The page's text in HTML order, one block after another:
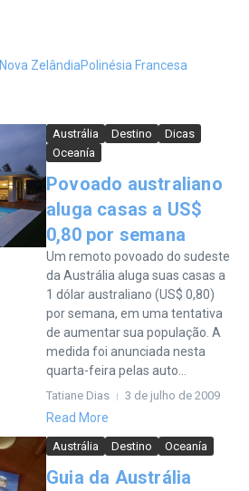
Nova ZelândiaPolinésia Francesa
Austrália Destino
Dicas
Oceanía
Povoado australiano
aluga casas a US$
0,80 por semana
Um remoto povoado do sudeste
da Austrália aluga suas casas a
1 dólar australiano (US$ 0,80)
por semana, em uma tentativa
de aumentar sua população. A
medida foi anunciada nesta
quarta-feira pelas auto...
Tatiane Dias 3 de julho de 2009
Read More
Austrália Destino Oceanía
Guia da Austrália